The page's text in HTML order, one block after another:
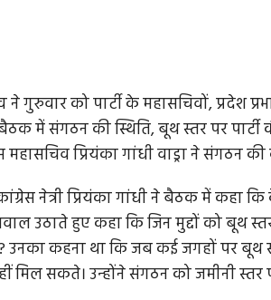
गुरुवार को पार्टी के महासचिवों, प्रदेश
में संगठन की स्थिति, बूथ स्तर पर
महासचिव प्रियंका गांधी वाड्रा ने
नेत्री प्रियंका गांधी ने बैठक में कहा
उठाते हुए कहा कि जिन मुद्दों को बूथ
कहना था कि जब कई जगहों पर बूथ
मिल सकते। उन्होंने संगठन को जमीनी